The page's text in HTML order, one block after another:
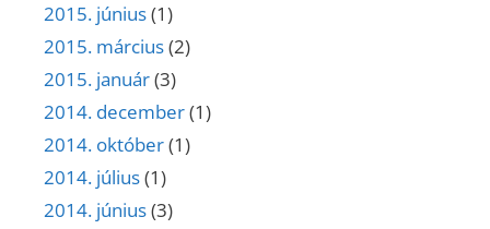
2015. június(1)
2015. március(2)
2015. január(3)
2014. december(1)
2014. október(1)
2014. július(1)
2014. június(3)